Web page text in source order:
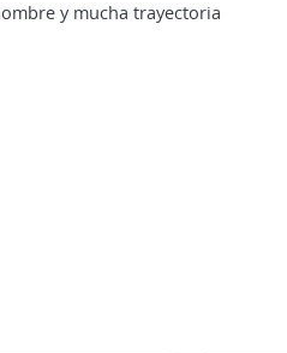
y mucha trayectoria